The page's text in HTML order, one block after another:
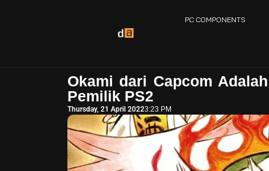
PC COMPONENTS
Okami dari Capcom
Pemilik PS2
Thursday, 21 April 20223:23 PM